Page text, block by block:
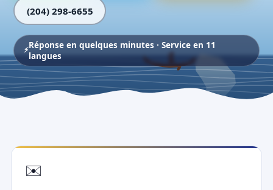
(204) 298-6655
Réponse en quelques minutes · Service en 11
langues
✉️